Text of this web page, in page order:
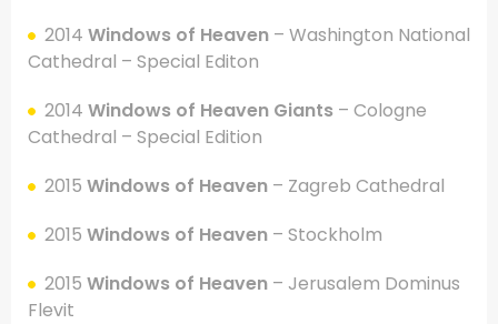
2014 Windows of Heaven – Washington National
Cathedral – Special Editon
2014 Windows of Heaven Giants – Cologne
Cathedral – Special Edition
2015 Windows of Heaven – Zagreb Cathedral
2015 Windows of Heaven – Stockholm
2015 Windows of Heaven – Jerusalem Dominus
Flevit